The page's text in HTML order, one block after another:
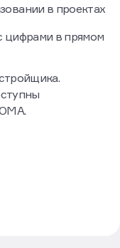
в проектах
цифрами в прямом